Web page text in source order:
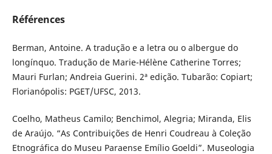
Références
Berman, Antoine. A tradução e a letra ou o albergue do
longínquo. Tradução de Marie-Hélène Catherine Torres;
Mauri Furlan; Andreia Guerini. 2ª edição. Tubarão: Copiart;
Florianópolis: PGET/UFSC, 2013.
Coelho, Matheus Camilo; Benchimol, Alegria; Miranda, Elis
de Araújo. “As Contribuições de Henri Coudreau à Coleção
Etnográfica do Museu Paraense Emílio Goeldi”. Museologia